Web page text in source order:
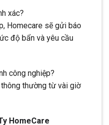
xác?
Homecare sẽ gửi báo
độ bẩn và yêu cầu
công nghiệp?
thường từ vài giờ
HomeCare